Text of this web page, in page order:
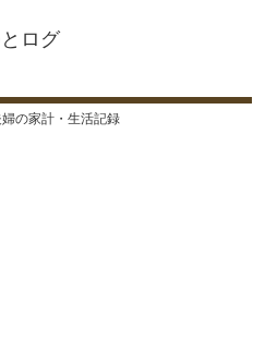
ログ
の家計・生活記録